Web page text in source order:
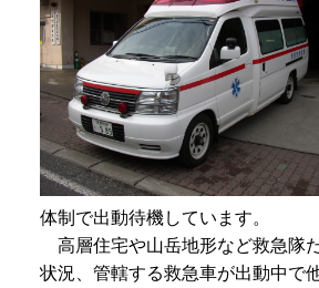
体制で出動待機しています。
高層住宅や山岳地形など救急隊
状況、管轄する救急車が出動中で